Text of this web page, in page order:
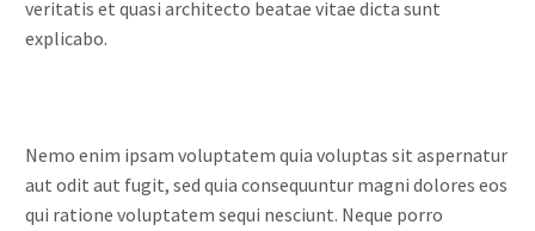
veritatis et quasi architecto beatae vitae dicta sunt
explicabo.
Nemo enim ipsam voluptatem quia voluptas sit aspernatur
aut odit aut fugit, sed quia consequuntur magni dolores eos
qui ratione voluptatem sequi nesciunt. Neque porro